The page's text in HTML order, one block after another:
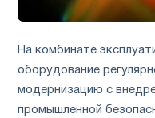
На комбинате
оборудование
модернизацию с
промышленной